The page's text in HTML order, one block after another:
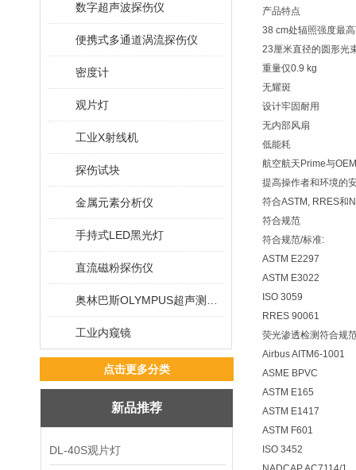
数字超声波探伤仪
便携式多通道涡流探伤仪
密度计
观片灯
工业X射线机
探伤试块
金属元素分析仪
手持式LED黑光灯
直流磁粉探伤仪
工业内窥镜
点击更多分类
新品推荐
DL-40S观片灯
产品特点
38 cm处辐照强度最
23厘米直径的圆形光
重量仅0.9 kg
无耀斑
设计牢固耐用
无内部风扇
低能耗
航空航天Prime与
提高操作者和环境的
符合ASTM, RRES和
符合规范
符合规范/标准:
ASTM E2297
ASTM E3022
ISO 3059
RRES 90061
荧光渗透检测符合规
Airbus AITM6-1001
ASME BPVC
ASTM E165
ASTM E1417
ASTM F601
ISO 3452